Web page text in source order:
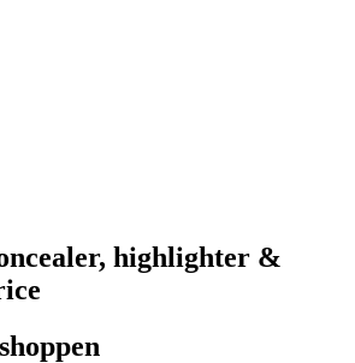
highlighter &